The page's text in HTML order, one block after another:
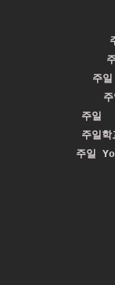
주
주일
주일
주일